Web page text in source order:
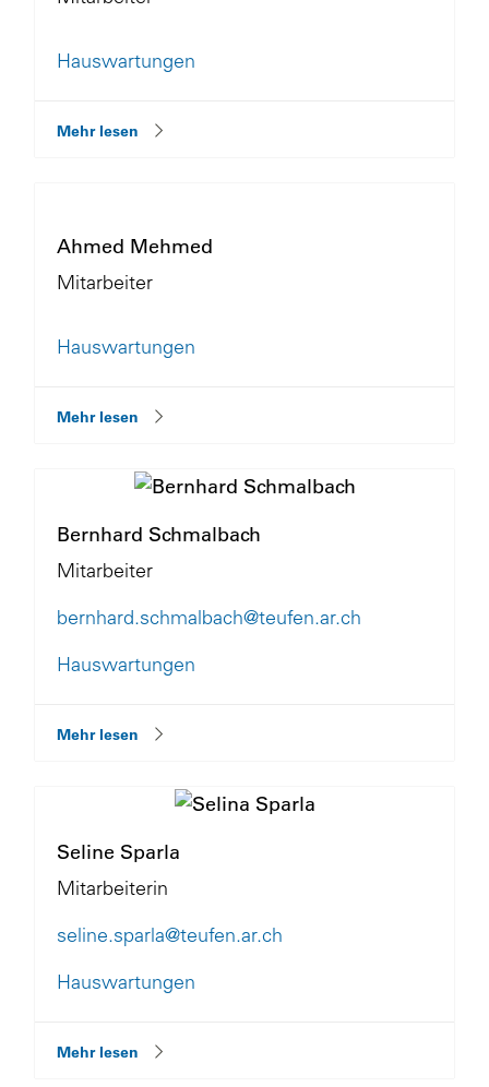
Hauswartungen
Mehr lesen
Ahmed Mehmed
Mitarbeiter
Hauswartungen
Mehr lesen
Bernhard Schmalbach
Mitarbeiter
bernhard.schmalbach@teufen.ar.ch
Hauswartungen
Mehr lesen
Seline Sparla
Mitarbeiterin
seline.sparla@teufen.ar.ch
Hauswartungen
Mehr lesen